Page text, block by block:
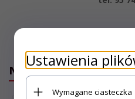
NAPISZ DO NAS
Ustawienia
Wymagane ciasteczka